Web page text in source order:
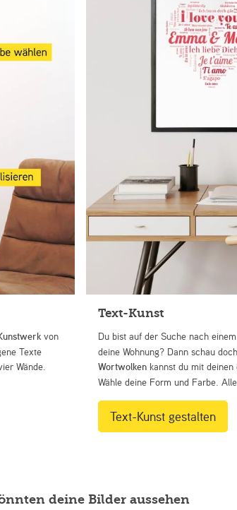
von
Texte
Wände.
Text-Kunst
Du bist auf der Suche nach einem
deine Wohnung? Dann schau
Wortwolken kannst du mit deinen
Wähle deine Form und Farbe.
Text-Kunst gestalten
deine Bilder aussehen